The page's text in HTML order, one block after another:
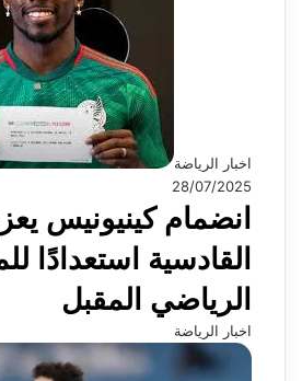
اخبار الرياضة
28/07/2025
انضمام كينيونيس
القادسية استعدادًا
الرياضي المقبل
اخبار الرياضة